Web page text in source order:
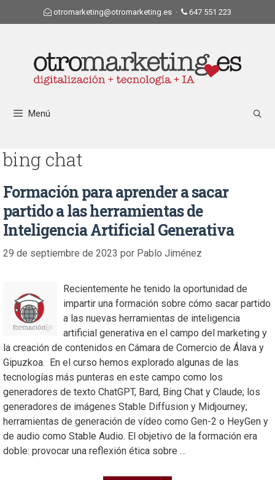
otromarketing@otromarketing.es · 647 551 223
Menú
bing chat
Formación para aprender a sacar
partido a las herramientas de
Inteligencia Artificial Generativa
29 de septiembre de 2023 por Pablo Jiménez
Recientemente he tenido la oportunidad de
impartir una formación sobre cómo sacar partido
a las nuevas herramientas de inteligencia
artificial generativa en el campo del marketing y
la creación de contenidos en Cámara de Comercio de Álava y
Gipuzkoa. En el curso hemos explorado algunas de las
tecnologías más punteras en este campo como los
generadores de texto ChatGPT, Bard, Bing Chat y Claude; los
generadores de imágenes Stable Diffusion y Midjourney;
herramientas de generación de vídeo como Gen-2 o HeyGen y
de audio como Stable Audio. El objetivo de la formación era
doble: provocar una reflexión ética sobre …